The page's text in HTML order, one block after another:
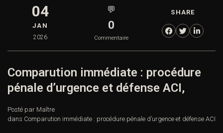
04
JAN
2026
💬
0
Commentaire
SHARE
Comparution immédiate : procédure
pénale d’urgence et défense ACI,
Posté par Maître
dans Comparution immédiate : procédure pénale d’urgence et défense ACI